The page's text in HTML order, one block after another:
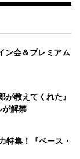
ン会＆プレミアム
教えてくれた』
が解禁
特集！『ベース・